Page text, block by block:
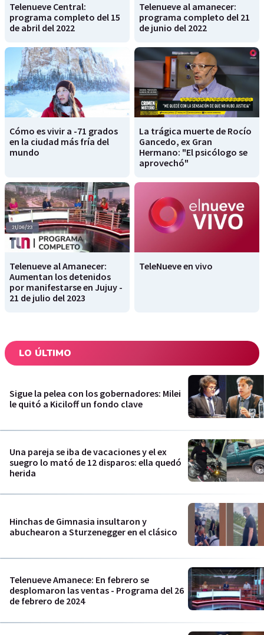
Telenueve Central:
programa completo del 15
de abril del 2022
Telenueve al amanecer:
programa completo del 21
de junio del 2022
Cómo es vivir a -71 grados
en la ciudad más fría del
mundo
La trágica muerte de Rocío
Gancedo, ex Gran
Hermano: "El psicólogo se
aprovechó"
Telenueve al Amanecer:
Aumentan los detenidos
por manifestarse en Jujuy -
21 de julio del 2023
TeleNueve en vivo
LO ÚLTIMO
Sigue la pelea con los gobernadores: Milei
le quitó a Kiciloff un fondo clave
Una pareja se iba de vacaciones y el ex
suegro lo mató de 12 disparos: ella quedó
herida
Hinchas de Gimnasia insultaron y
abuchearon a Sturzenegger en el clásico
Telenueve Amanece: En febrero se
desplomaron las ventas - Programa del 26
de febrero de 2024